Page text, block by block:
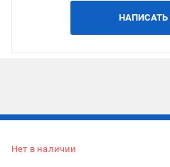
НАПИСАТЬ
Нет в наличии